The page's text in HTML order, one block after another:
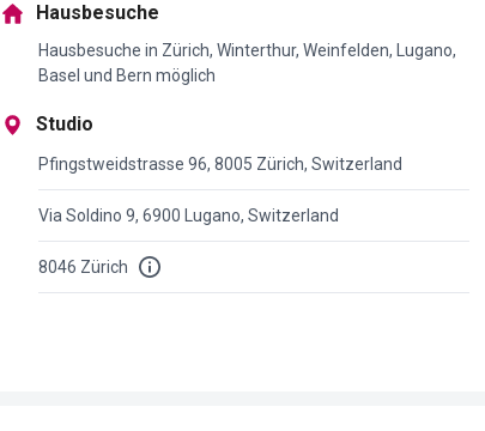
Hausbesuche
Hausbesuche in Zürich, Winterthur, Weinfelden, Lugano,
Basel und Bern möglich
Studio
Pfingstweidstrasse 96, 8005 Zürich, Switzerland
Via Soldino 9, 6900 Lugano, Switzerland
8046 Zürich